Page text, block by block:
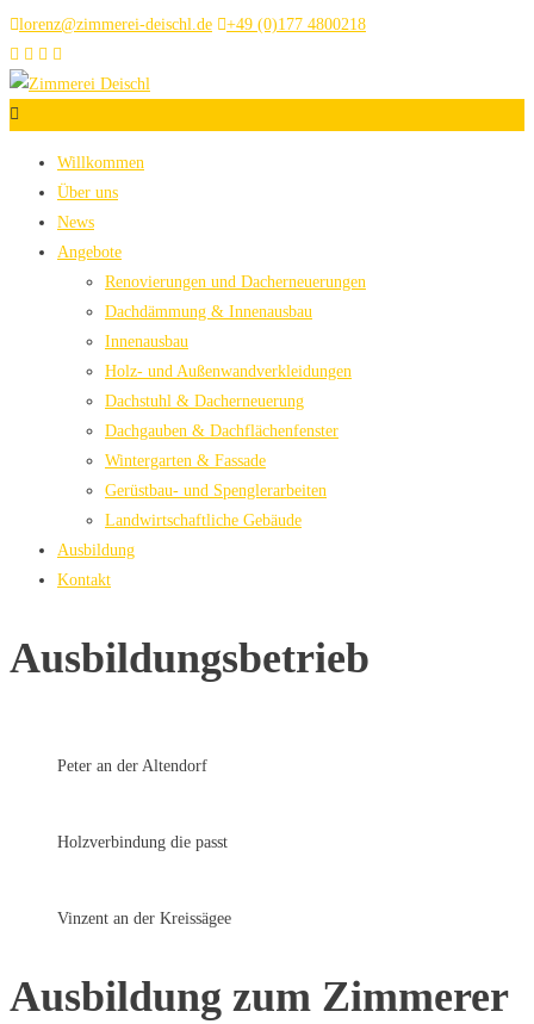
lorenz@zimmerei-deischl.de +49 (0)177 4800218
Willkommen
Über uns
News
Angebote
Renovierungen und Dacherneuerungen
Dachdämmung & Innenausbau
Innenausbau
Holz- und Außenwandverkleidungen
Dachstuhl & Dacherneuerung
Dachgauben & Dachflächenfenster
Wintergarten & Fassade
Gerüstbau- und Spenglerarbeiten
Landwirtschaftliche Gebäude
Ausbildung
Kontakt
Ausbildungsbetrieb
Peter an der Altendorf
Holzverbindung die passt
Vinzent an der Kreissägee
Ausbildung zum Zimmerer